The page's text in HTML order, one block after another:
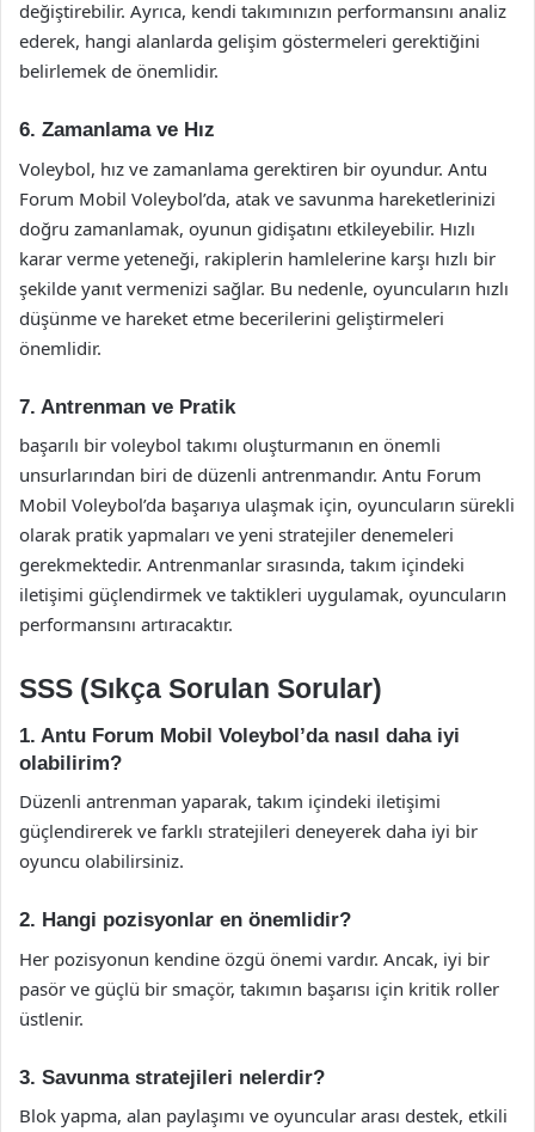
değiştirebilir. Ayrıca, kendi takımınızın performansını analiz
ederek, hangi alanlarda gelişim göstermeleri gerektiğini
belirlemek de önemlidir.
6. Zamanlama ve Hız
Voleybol, hız ve zamanlama gerektiren bir oyundur. Antu
Forum Mobil Voleybol’da, atak ve savunma hareketlerinizi
doğru zamanlamak, oyunun gidişatını etkileyebilir. Hızlı
karar verme yeteneği, rakiplerin hamlelerine karşı hızlı bir
şekilde yanıt vermenizi sağlar. Bu nedenle, oyuncuların hızlı
düşünme ve hareket etme becerilerini geliştirmeleri
önemlidir.
7. Antrenman ve Pratik
başarılı bir voleybol takımı oluşturmanın en önemli
unsurlarından biri de düzenli antrenmandır. Antu Forum
Mobil Voleybol’da başarıya ulaşmak için, oyuncuların sürekli
olarak pratik yapmaları ve yeni stratejiler denemeleri
gerekmektedir. Antrenmanlar sırasında, takım içindeki
iletişimi güçlendirmek ve taktikleri uygulamak, oyuncuların
performansını artıracaktır.
SSS (Sıkça Sorulan Sorular)
1. Antu Forum Mobil Voleybol’da nasıl daha iyi
olabilirim?
Düzenli antrenman yaparak, takım içindeki iletişimi
güçlendirerek ve farklı stratejileri deneyerek daha iyi bir
oyuncu olabilirsiniz.
2. Hangi pozisyonlar en önemlidir?
Her pozisyonun kendine özgü önemi vardır. Ancak, iyi bir
pasör ve güçlü bir smaçör, takımın başarısı için kritik roller
üstlenir.
3. Savunma stratejileri nelerdir?
Blok yapma, alan paylaşımı ve oyuncular arası destek, etkili